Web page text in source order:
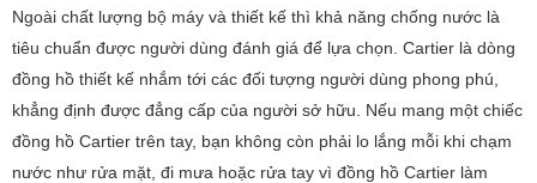
Ngoài chất lượng bộ máy và thiết kế thì khả năng chống nước là
tiêu chuẩn được người dùng đánh giá để lựa chọn. Cartier là dòng
đồng hồ thiết kế nhắm tới các đối tượng người dùng phong phú,
khẳng định được đẳng cấp của người sở hữu. Nếu mang một chiếc
đồng hồ Cartier trên tay, bạn không còn phải lo lắng mỗi khi chạm
nước như rửa mặt, đi mưa hoặc rửa tay vì đồng hồ Cartier làm